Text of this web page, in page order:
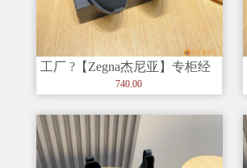
工厂 ?【Zegna杰尼亚】专柜经
典休闲鞋，以细节和创造力
740.00